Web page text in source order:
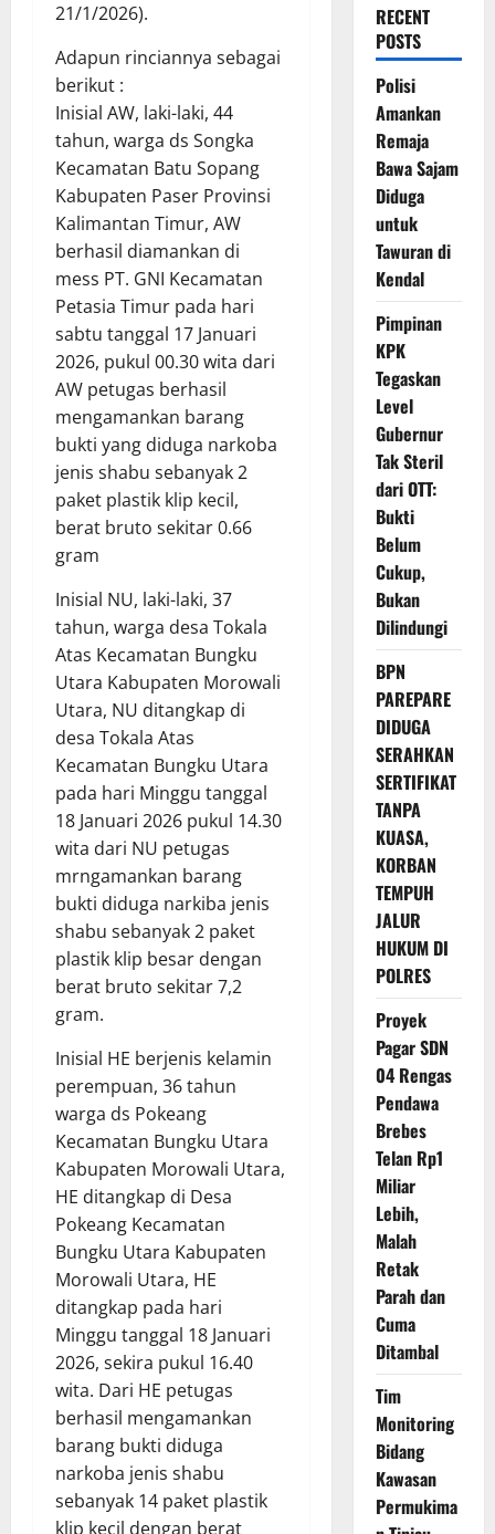
21/1/2026).
Adapun rinciannya sebagai
berikut :
Inisial AW, laki-laki, 44
tahun, warga ds Songka
Kecamatan Batu Sopang
Kabupaten Paser Provinsi
Kalimantan Timur, AW
berhasil diamankan di
mess PT. GNI Kecamatan
Petasia Timur pada hari
sabtu tanggal 17 Januari
2026, pukul 00.30 wita dari
AW petugas berhasil
mengamankan barang
bukti yang diduga narkoba
jenis shabu sebanyak 2
paket plastik klip kecil,
berat bruto sekitar 0.66
gram
Inisial NU, laki-laki, 37
tahun, warga desa Tokala
Atas Kecamatan Bungku
Utara Kabupaten Morowali
Utara, NU ditangkap di
desa Tokala Atas
Kecamatan Bungku Utara
pada hari Minggu tanggal
18 Januari 2026 pukul 14.30
wita dari NU petugas
mrngamankan barang
bukti diduga narkiba jenis
shabu sebanyak 2 paket
plastik klip besar dengan
berat bruto sekitar 7,2
gram.
Inisial HE berjenis kelamin
perempuan, 36 tahun
warga ds Pokeang
Kecamatan Bungku Utara
Kabupaten Morowali Utara,
HE ditangkap di Desa
Pokeang Kecamatan
Bungku Utara Kabupaten
Morowali Utara, HE
ditangkap pada hari
Minggu tanggal 18 Januari
2026, sekira pukul 16.40
wita. Dari HE petugas
berhasil mengamankan
barang bukti diduga
narkoba jenis shabu
sebanyak 14 paket plastik
klip kecil dengan berat
RECENT
POSTS
Polisi
Amankan
Remaja
Bawa Sajam
Diduga
untuk
Tawuran di
Kendal
Pimpinan
KPK
Tegaskan
Level
Gubernur
Tak Steril
dari OTT:
Bukti
Belum
Cukup,
Bukan
Dilindungi
BPN
PAREPARE
DIDUGA
SERAHKAN
SERTIFIKAT
TANPA
KUASA,
KORBAN
TEMPUH
JALUR
HUKUM DI
POLRES
Proyek
Pagar SDN
04 Rengas
Pendawa
Brebes
Telan Rp1
Miliar
Lebih,
Malah
Retak
Parah dan
Cuma
Ditambal
Tim
Monitoring
Bidang
Kawasan
Permukima